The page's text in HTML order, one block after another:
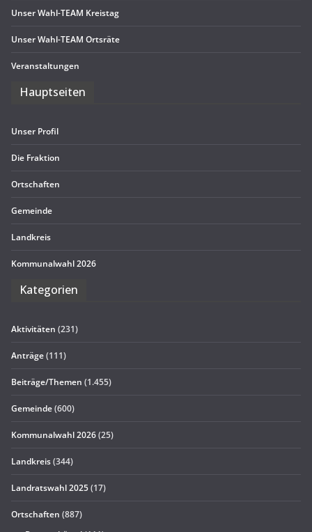
Unser Wahl-TEAM Kreistag
Unser Wahl-TEAM Ortsräte
Ver­an­stal­tun­gen
Haupt­sei­ten
Unser Pro­fil
Die Frak­tion
Ort­schaf­ten
Gemeinde
Land­kreis
Kom­mu­nal­wahl 2026
Kate­go­rien
Aktivitäten (231)
Anträge(111)
Beiträge/Themen (1.455)
Gemeinde(600)
Kommunalwahl 2026(25)
Landkreis(344)
Landratswahl 2025(17)
Ortschaften (887)